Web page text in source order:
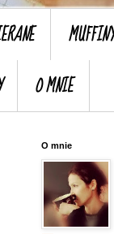
MUFFINY
O MNIE
O mnie